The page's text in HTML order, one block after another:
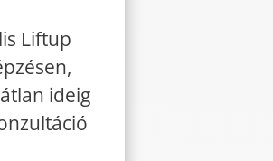
Liftup
ideig